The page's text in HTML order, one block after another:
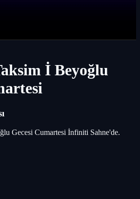
İ Beyoğlu
Gecesi Cumartesi İnfiniti Sahne'de.